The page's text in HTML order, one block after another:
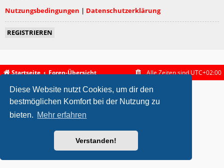
Diese Website nutzt Cookies, um dir den
bestmöglichen Komfort bei der Nutzung zu
bieten. Mehr erfahren
Verstanden!
Nutzungsbedingungen | Datenschutzerklärung
REGISTRIEREN
Startseite Foren-Übersicht Alle Zeiten sindUTC+02:00
metrolike style byEric SeguinUpdated for phpBB3.2 by
Powered byphpBB ® Forum Software © phpBB Limited
phpBB.de
Datenschutz